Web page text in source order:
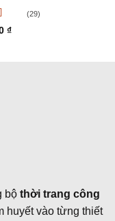
(29)
₫
bộ thời trang công
huyết vào từng thiết